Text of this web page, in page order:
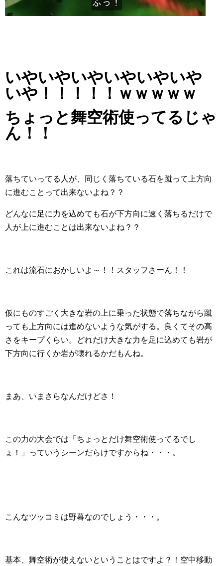
いやいやいやいやいやいや
いや！！！！！ｗｗｗｗｗ
ちょっと舞空術使ってるじゃ
ん！！
落ちていってる人が、同じく落ちている石を蹴って上方向
に進むことって出来ないよね？？
どんなに足に力を込めても石が下方向に速く落ちるだけで
人が上に進むことは出来ないよね？？
これは流石におかしいよ～！！スタッフさーん！！
仮にものすごく大きな岩の上に乗った状態で落ちながら蹴
っても上方向には進めないような気がする。良くてその高
さをキープくらい。どれだけ大きな力を足に込めても岩が
下方向に行くか岩が壊れるかだもんね。
まあ、いまさらなんだけどさ！
この力の大会では「ちょっとだけ舞空術使ってるでし
ょ！」っていうシーンだらけですからね・・・。
こんなツッコミは野暮なのでしょう・・・。
基本、舞空術が使えないということはですよ？！空中移動